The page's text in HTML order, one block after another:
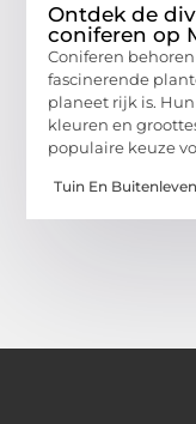
Ontdek de
coniferen op
Coniferen
fascinerende
planeet rijk is.
kleuren en
populaire keuze
Tuin En Buitenleven